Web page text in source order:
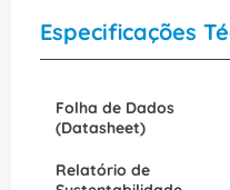
equipamentos e a
Especificações
Folha de Dados
(Datasheet)
Relatório de